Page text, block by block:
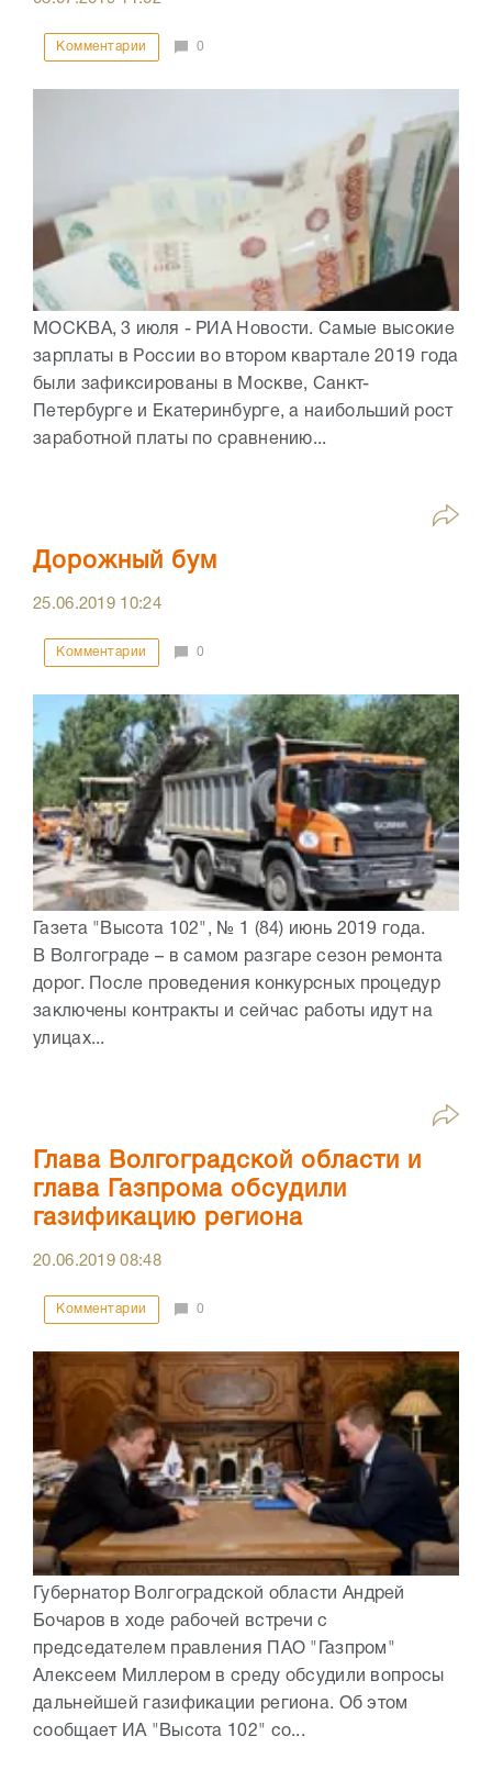
Комментарии 0
МОСКВА, 3 июля - РИА Новости. Самые высокие
зарплаты в России во втором квартале 2019 года
были зафиксированы в Москве, Санкт-
Петербурге и Екатеринбурге, а наибольший рост
заработной платы по сравнению...
Дорожный бум
25.06.2019 10:24
Комментарии 0
Газета "Высота 102", № 1 (84) июнь 2019 года.
В Волгограде – в самом разгаре сезон ремонта
дорог. После проведения конкурсных процедур
заключены контракты и сейчас работы идут на
улицах...
Глава Волгоградской области и
глава Газпрома обсудили
газификацию региона
20.06.201908:48
Комментарии 0
Губернатор Волгоградской области Андрей
Бочаров в ходе рабочей встречи с
председателем правления ПАО "Газпром"
Алексеем Миллером в среду обсудили вопросы
дальнейшей газификации региона. Об этом
сообщает ИА "Высота 102" со...